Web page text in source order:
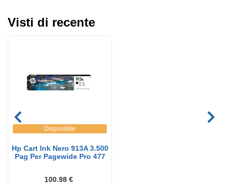
Visti di recente
Disponibile
Hp Cart Ink Nero 913A 3.500
Pag Per Pagewide Pro 477
100.98 €